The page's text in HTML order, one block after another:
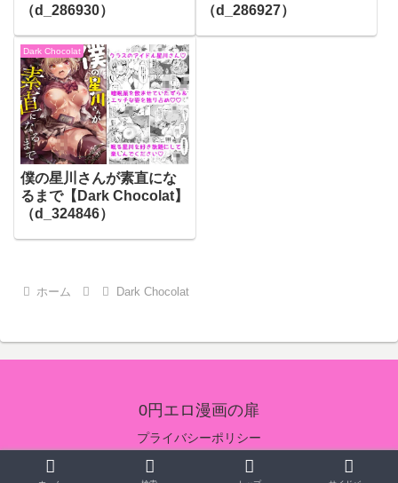
（d_286930）
（d_286927）
Dark Chocolat
僕の星川さんが素直にな
るまで【Dark Chocolat】
（d_324846）
ホーム Dark Chocolat
0円エロ漫画の扉
プライバシーポリシー
© 2024 0円エロ漫画の扉.